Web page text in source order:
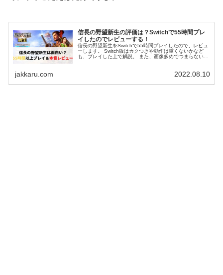
信長の野望新生の評価は？Switchで55時間プレ
イしたのでレビューする！
信長の野望新生をSwitchで55時間プレイしたので、レビュ
ーします。 Switch版はカクつきや動作は重くないかなど
も、プレイした上で解説。 また、画像多めでつまらない点
jakkaru.com 2022.08.10